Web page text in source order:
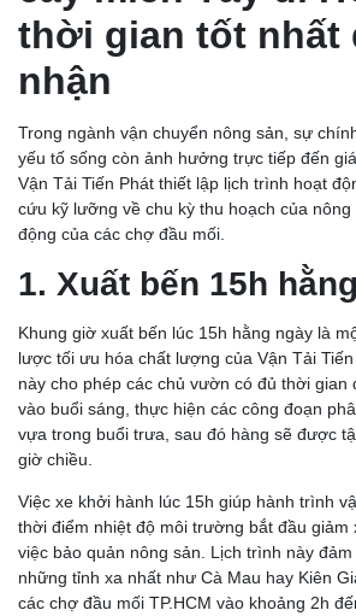
thời gian tốt nhất
nhận
Trong ngành vận chuyển nông sản, sự
yếu tố sống còn ảnh hưởng trực tiếp đến
Vận Tải Tiến Phát thiết lập lịch trình hoạt
cứu kỹ lưỡng về chu kỳ thu hoạch của
động của các chợ đầu mối.
1. Xuất bến 15h
Khung giờ xuất bến lúc 15h hằng ngày là
lược tối ưu hóa chất lượng của Vận Tải
này cho phép các chủ vườn có đủ thời gian
vào buổi sáng, thực hiện các công đoạn
vựa trong buổi trưa, sau đó hàng sẽ được
giờ chiều.
Việc xe khởi hành lúc 15h giúp hành trình
thời điểm nhiệt độ môi trường bắt đầu giảm
việc bảo quản nông sản. Lịch trình này
những tỉnh xa nhất như Cà Mau hay Kiên
các chợ đầu mối TP.HCM vào khoảng 2h